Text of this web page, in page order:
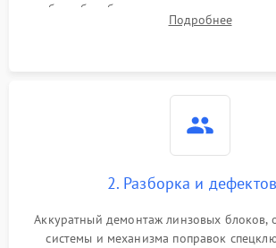
работы барабанчиков ввода поправок,
параллакса и зума. Выявление сколов,
Подробнее
2. Разборка и
Аккуратный демонтаж линзовых блоков,
системы и механизма поправок